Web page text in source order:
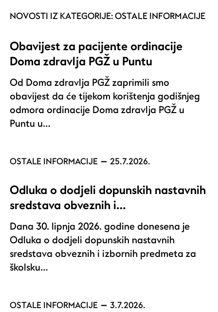
NOVOSTI IZ KATEGORIJE:OSTALE INFORMACIJE
Obavijest za pacijente ordinacije
Doma zdravlja PGŽ u Puntu
Od Doma zdravlja PGŽ zaprimili smo
obavijest da će tijekom korištenja godišnjeg
odmora ordinacije Doma zdravlja PGŽ u
Puntu u…
OSTALE INFORMACIJE 25.7.2026.
Odluka o dodjeli dopunskih nastavnih
sredstava obveznih i…
Dana 30. lipnja 2026. godine donesena je
Odluka o dodjeli dopunskih nastavnih
sredstava obveznih i izbornih predmeta za
školsku…
OSTALE INFORMACIJE 3.7.2026.